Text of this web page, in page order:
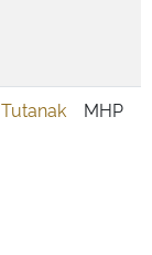
Tutanak MHP